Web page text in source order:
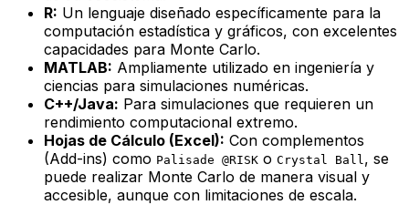
R: Un lenguaje diseñado específicamente para la
computación estadística y gráficos, con excelentes
capacidades para Monte Carlo.
MATLAB: Ampliamente utilizado en ingeniería y
ciencias para simulaciones numéricas.
C++/Java: Para simulaciones que requieren un
rendimiento computacional extremo.
Hojas de Cálculo (Excel): Con complementos
(Add-ins) como Palisade @RISK o Crystal Ball, se
puede realizar Monte Carlo de manera visual y
accesible, aunque con limitaciones de escala.